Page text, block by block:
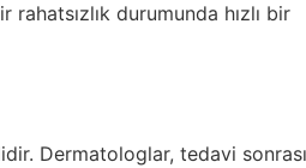
durumunda hızlı bir
Dermatologlar, tedavi sonrası